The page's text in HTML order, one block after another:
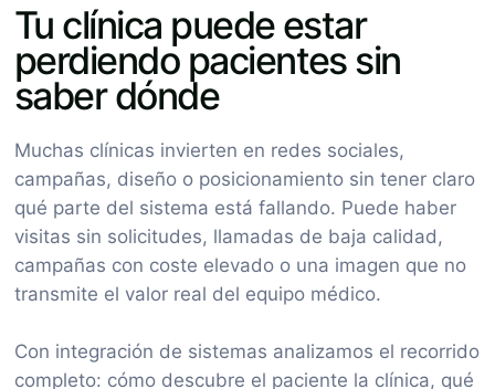
Tu clínica puede estar
perdiendo pacientes sin
saber dónde
Muchas clínicas invierten en redes sociales,
campañas, diseño o posicionamiento sin tener claro
qué parte del sistema está fallando. Puede haber
visitas sin solicitudes, llamadas de baja calidad,
campañas con coste elevado o una imagen que no
transmite el valor real del equipo médico.
Con integración de sistemas analizamos el recorrido
completo: cómo descubre el paciente la clínica, qué